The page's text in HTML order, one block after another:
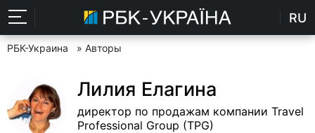
RU
РБК-Украина » Авторы
Лилия Елагина
директор по продажам компании Travel
Professional Group (TPG)